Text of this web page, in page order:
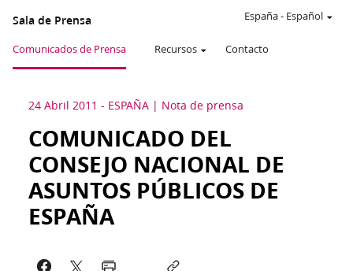
Sala de Prensa
Comunicados de Prensa Recursos Contacto
España- Español
24 Abril 2011 - ESPAÑA Nota de prensa
COMUNICADO DEL
CONSEJO NACIONAL DE
ASUNTOS PÚBLICOS DE
ESPAÑA